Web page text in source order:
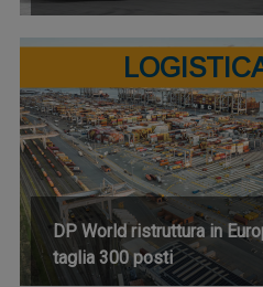
DP World ristruttura in
taglia 300 posti